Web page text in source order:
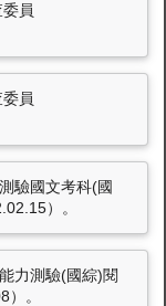
員
員
驗國文考科(國
）。
力測驗(國綜)閱
。